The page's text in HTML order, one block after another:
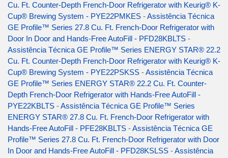
Cu. Ft. Counter-Depth French-Door Refrigerator with Keurig® K-
Cup® Brewing System - PYE22PMKES -Assistência Técnica
GE Profile™ Series 27.8 Cu. Ft. French-Door Refrigerator with
Door In Door and Hands-Free AutoFill - PFD28KBLTS -
Assistência Técnica GE Profile™ Series ENERGY STAR® 22.2
Cu. Ft. Counter-Depth French-Door Refrigerator with Keurig® K-
Cup® Brewing System - PYE22PSKSS -Assistência Técnica
GE Profile™ Series ENERGY STAR® 22.2 Cu. Ft. Counter-
Depth French-Door Refrigerator with Hands-Free AutoFill -
PYE22KBLTS -Assistência Técnica GE Profile™ Series
ENERGY STAR® 27.8 Cu. Ft. French-Door Refrigerator with
Hands-Free AutoFill - PFE28KBLTS -Assistência Técnica GE
Profile™ Series 27.8 Cu. Ft. French-Door Refrigerator with Door
In Door and Hands-Free AutoFill - PFD28KSLSS -Assistência